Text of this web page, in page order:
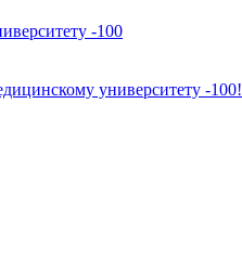
-100
университету -100!